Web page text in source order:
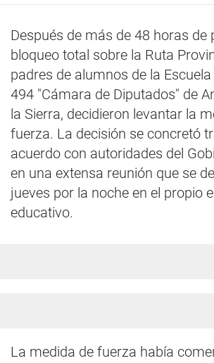
Después de más de 48 horas de
bloqueo total sobre la Ruta
padres de alumnos de la
494 "Cámara de Diputados" de
la Sierra, decidieron levantar la
fuerza. La decisión se concretó
acuerdo con autoridades del
en una extensa reunión que se
jueves por la noche en el propio
educativo.
La medida de fuerza había